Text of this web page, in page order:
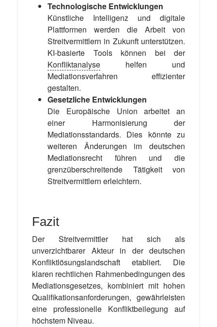
Technologische Entwicklungen
Künstliche Intelligenz und digitale
Plattformen werden die Arbeit von
Streitvermittlern in Zukunft unterstützen.
KI-basierte Tools können bei der
Konfliktanalyse helfen und
Mediationsverfahren effizienter
gestalten.
Gesetzliche Entwicklungen
Die Europäische Union arbeitet an
einer Harmonisierung der
Mediationsstandards. Dies könnte zu
weiteren Änderungen im deutschen
Mediationsrecht führen und die
grenzüberschreitende Tätigkeit von
Streitvermittlern erleichtern.
Fazit
Der Streitvermittler hat sich als
unverzichtbarer Akteur in der deutschen
Konfliktlösungslandschaft etabliert. Die
klaren rechtlichen Rahmenbedingungen des
Mediationsgesetzes, kombiniert mit hohen
Qualifikationsanforderungen, gewährleisten
eine professionelle Konfliktbeilegung auf
höchstem Niveau.